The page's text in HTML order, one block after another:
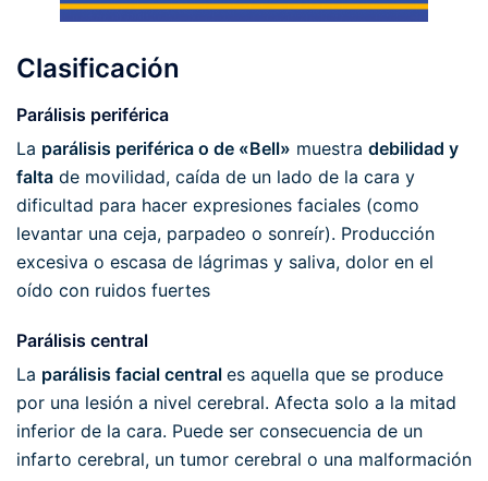
Clasificación
Parálisis periférica
La parálisis periférica o de «Bell» muestra debilidad y
falta de movilidad, caída de un lado de la cara y
dificultad para hacer expresiones faciales (como
levantar una ceja, parpadeo o sonreír). Producción
excesiva o escasa de lágrimas y saliva, dolor en el
oído con ruidos fuertes
Parálisis central
La parálisis facial central es aquella que se produce
por una lesión a nivel cerebral. Afecta solo a la mitad
inferior de la cara. Puede ser consecuencia de un
infarto cerebral, un tumor cerebral o una malformación